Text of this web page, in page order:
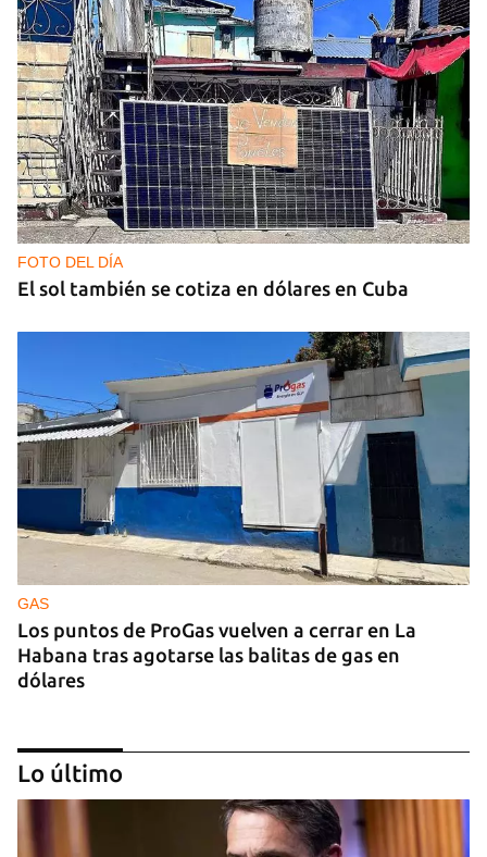
FOTO DEL DÍA
El sol también se cotiza en dólares en Cuba
GAS
Los puntos de ProGas vuelven a cerrar en La
Habana tras agotarse las balitas de gas en
dólares
Lo último